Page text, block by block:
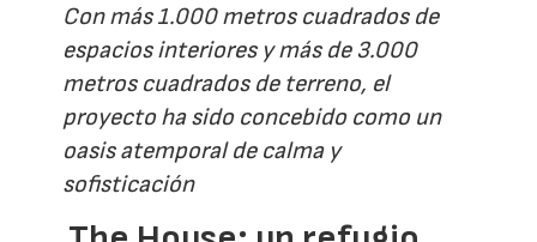
Con más 1.000 metros cuadrados de
espacios interiores y más de 3.000
metros cuadrados de terreno, el
proyecto ha sido concebido como un
oasis atemporal de calma y
sofisticación